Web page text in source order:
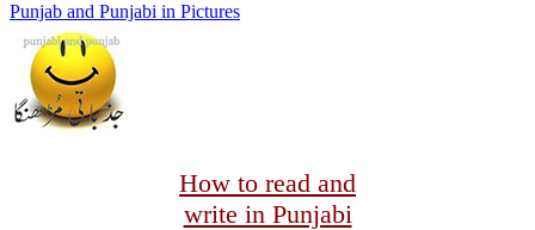
Punjab and Punjabi in Pictures
How to read and
write in Punjabi